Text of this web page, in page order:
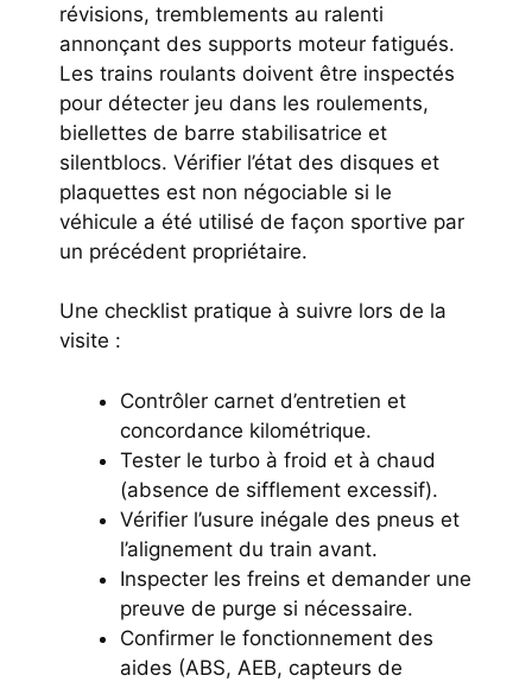
révisions, tremblements au ralenti
annonçant des supports moteur fatigués.
Les trains roulants doivent être inspectés
pour détecter jeu dans les roulements,
biellettes de barre stabilisatrice et
silentblocs. Vérifier l’état des disques et
plaquettes est non négociable si le
véhicule a été utilisé de façon sportive par
un précédent propriétaire.
Une checklist pratique à suivre lors de la
visite :
Contrôler carnet d’entretien et
concordance kilométrique.
Tester le turbo à froid et à chaud
(absence de sifflement excessif).
Vérifier l’usure inégale des pneus et
l’alignement du train avant.
Inspecter les freins et demander une
preuve de purge si nécessaire.
Confirmer le fonctionnement des
aides (ABS, AEB, capteurs de